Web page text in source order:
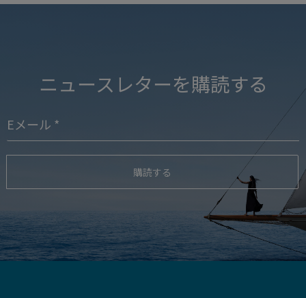
ニュースレターを購読する
購読する